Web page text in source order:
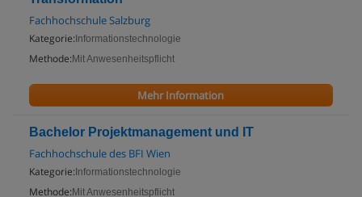
Fachhochschule Salzburg
Kategorie: Informationstechnologie
Methode: Mit Anwesenheitspflicht
Mehr Information
Bachelor Projektmanagement und IT
Fachhochschule des BFI Wien
Kategorie: Informationstechnologie
Methode: Mit Anwesenheitspflicht